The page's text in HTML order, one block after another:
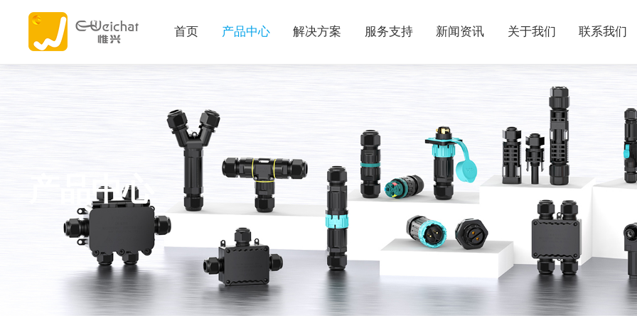
首页 产品中心 解决方案 服务支持 新闻资讯 关于我们 联系我们
产品中心